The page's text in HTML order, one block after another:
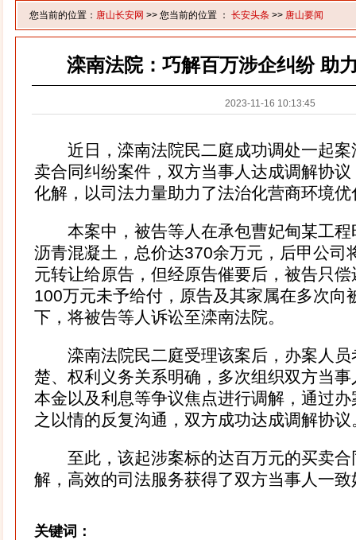
您当前的位置： 唐山长安网 >> 您当前的位置 ： 长安头条 >> 唐山要闻
滦南法院：巧解百万涉企纠纷 助
2023-11-16 10:13:45
近日，滦南法院民二庭成功调处一起案
卖合同纠纷案件，双方当事人达成调解协
化解，以司法力量助力了法治化营商环境优
本案中，被告等人在承包曹妃甸某工程
沥青混凝土，总价达370余万元，后甲公司
元转让给原告，但经原告催要后，被告只
100万元未予给付，原告及其家属在多次向
下，将被告等人诉讼至滦南法院。
滦南法院民二庭受理该案后，办案人员
楚、权利义务关系明确，多次组织双方当
本金以及利息等争议焦点进行调解，通过
之以情的反复沟通，双方成功达成调解协议
至此，该起涉案标的达百万元的买卖合
解，高效的司法服务获得了双方当事人一致
关键词：